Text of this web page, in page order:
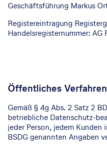
Geschäftsführung Markus
Registereintragung
Handelsregisternummer:
Öffentliches
Gemäß § 4g Abs. 2 Satz 2
betriebliche Datenschutz-
jeder Person, jedem
BSDG genannten Angaben